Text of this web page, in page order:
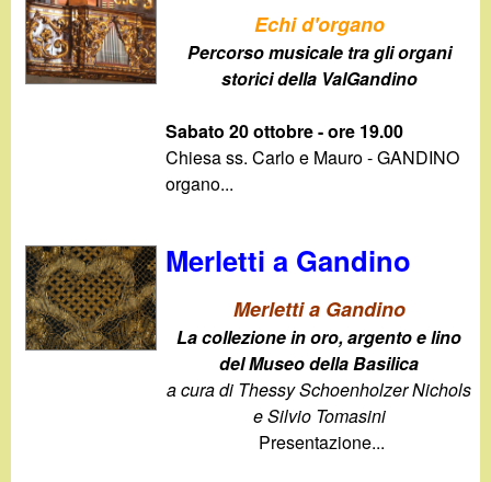
Echi d'organo
Percorso musicale tra gli organi
storici della ValGandino
Sabato 20 ottobre - ore 19.00
Chiesa ss. Carlo e Mauro - GANDINO
organo...
Merletti a Gandino
Merletti a Gandino
La collezione in oro, argento e lino
del Museo della Basilica
a cura di Thessy Schoenholzer Nichols
e Silvio Tomasini
Presentazione...